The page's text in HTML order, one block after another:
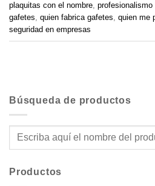
plaquitas con el nombre, profesionalismo
gafetes, quien fabrica gafetes, quien me
seguridad en empresas
Búsqueda de productos
Buscar
Productos